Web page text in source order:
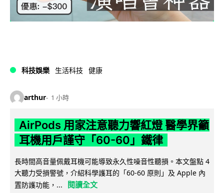
科技娛樂 生活科技 健康
arthur 1 小時
AirPods 用家注意聽力響紅燈 醫學界籲
耳機用戶謹守「60-60」鐵律
長時間高音量佩戴耳機可能導致永久性噪音性聽損。本文盤點 4
大聽力受損警號，介紹科學護耳的「60-60 原則」及 Apple 內
置防護功能，...
閱讀全文